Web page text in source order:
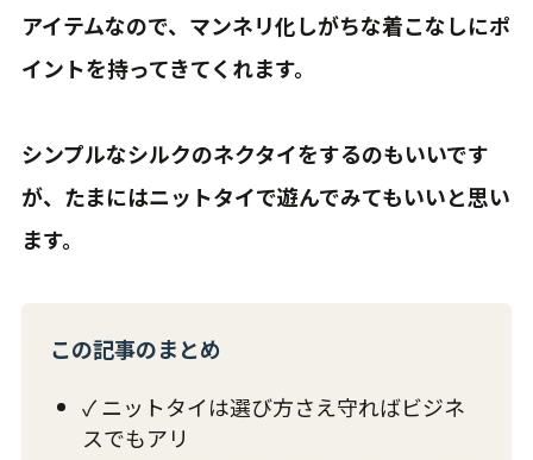
アイテムなので、マンネリ化しがちな着こなしにポ
イントを持ってきてくれます。
シンプルなシルクのネクタイをするのもいいです
が、たまにはニットタイで遊んでみてもいいと思い
ます。
この記事のまとめ
✓ ニットタイは選び方さえ守ればビジネ
スでもアリ